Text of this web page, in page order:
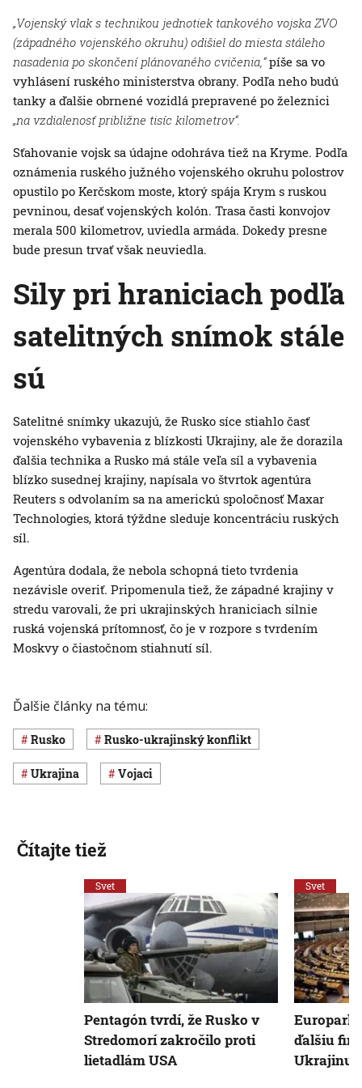
„Vojenský vlak s technikou jednotiek tankového vojska ZVO
(západného vojenského okruhu) odišiel do miesta stáleho
nasadenia po skončení plánovaného cvičenia,“píše sa vo
vyhlásení ruského ministerstva obrany. Podľa neho budú
tanky a ďalšie obrnené vozidlá prepravené po železnici
„na vzdialenosť približne tisíc kilometrov“.
Sťahovanie vojsk sa údajne odohráva tiež na Kryme. Podľa
oznámenia ruského južného vojenského okruhu polostrov
opustilo po Kerčskom moste, ktorý spája Krym s ruskou
pevninou, desať vojenských kolón. Trasa časti konvojov
merala 500 kilometrov, uviedla armáda. Dokedy presne
bude presun trvať však neuviedla.
Sily pri hraniciach podľa
satelitných snímok stále
sú
Satelitné snímky ukazujú, že Rusko síce stiahlo časť
vojenského vybavenia z blízkosti Ukrajiny, ale že dorazila
ďalšia technika a Rusko má stále veľa síl a vybavenia
blízko susednej krajiny, napísala vo štvrtok agentúra
Reuters s odvolaním sa na americkú spoločnosť Maxar
Technologies, ktorá týždne sleduje koncentráciu ruských
síl.
Agentúra dodala, že nebola schopná tieto tvrdenia
nezávisle overiť. Pripomenula tiež, že západné krajiny v
stredu varovali, že pri ukrajinských hraniciach silnie
ruská vojenská prítomnosť, čo je v rozpore s tvrdením
Moskvy o čiastočnom stiahnutí síl.
Ďalšie články na tému:
Rusko rusko-ukrajinský konflikt
Ukrajina vojaci
Čítajte tiež
Svet
Pentagón tvrdí, že Rusko v
Stredomorí zakročilo proti
lietadlám USA
Svet
ďalšiu
Ukrajinu